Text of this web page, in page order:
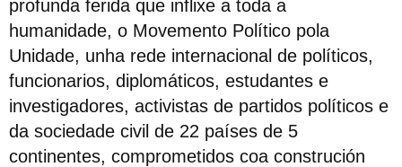
profunda ferida que inflixe a toda a
humanidade, o Movemento Político pola
Unidade, unha rede internacional de políticos,
funcionarios, diplomáticos, estudantes e
investigadores, activistas de partidos políticos e
da sociedade civil de 22 países de 5
continentes, comprometidos coa construción